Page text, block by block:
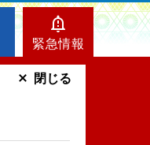
緊急情報
閉じる